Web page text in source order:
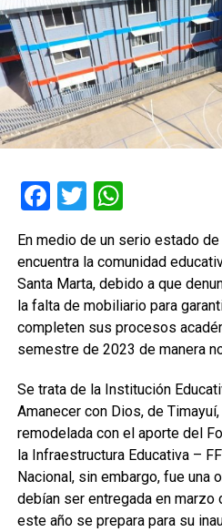
Facebook
Twitter
En medio de un serio estado
encuentra la comunidad
Santa Marta, debido a que
la falta de mobiliario para
completen sus procesos
semestre de 2023 de manera
Se trata de la Institución
Amanecer con Dios, de
remodelada con el aporte del
la Infraestructura Educativa –
Nacional, sin embargo, fue una
debían ser entregada en marzo
este año se prepara para su